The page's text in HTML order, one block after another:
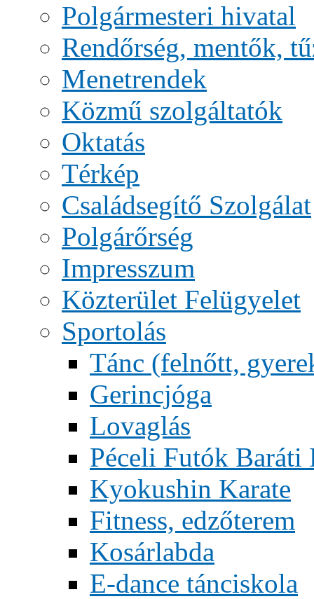
Polgármesteri hivatal
Rendőrség, mentők,
Menetrendek
Közmű szolgáltatók
Oktatás
Térkép
Családsegítő Szolgálat
Polgárőrség
Impresszum
Közterület Felügyelet
Sportolás
Tánc (felnőtt,
Gerincjóga
Lovaglás
Péceli Futók Baráti
Kyokushin Karate
Fitness, edzőterem
Kosárlabda
E-dance tánciskola